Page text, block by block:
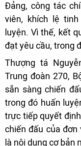
Đảng, công tác
viên, khích lệ
luyện. Vì thế, kết
đạt yêu cầu, trong
Thượng tá
Trung đoàn 270,
sẵn sàng chiến
trong đó huấn
trực tiếp quyết
chiến đấu của
là nội dung cơ bản